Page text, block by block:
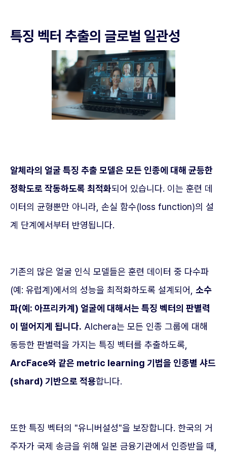
특징 벡터 추출의 글로벌 일관성
알체라의 얼굴 특징 추출 모델은 모든 인종에 대해 균등한
정확도로 작동하도록 최적화되어 있습니다. 이는 훈련 데
이터의 균형뿐만 아니라, 손실 함수(loss function)의 설
계 단계에서부터 반영됩니다.
기존의 많은 얼굴 인식 모델들은 훈련 데이터 중 다수파
(예: 유럽계)에서의 성능을 최적화하도록 설계되어, 소수
파(예: 아프리카계) 얼굴에 대해서는 특징 벡터의 판별력
이 떨어지게 됩니다. Alchera는 모든 인종 그룹에 대해
동등한 판별력을 가지는 특징 벡터를 추출하도록,
ArcFace와 같은 metric learning 기법을 인종별 샤드
(shard) 기반으로 적용합니다.
또한 특징 벡터의 "유니버설성"을 보장합니다. 한국의 거
주자가 국제 송금을 위해 일본 금융기관에서 인증받을 때,